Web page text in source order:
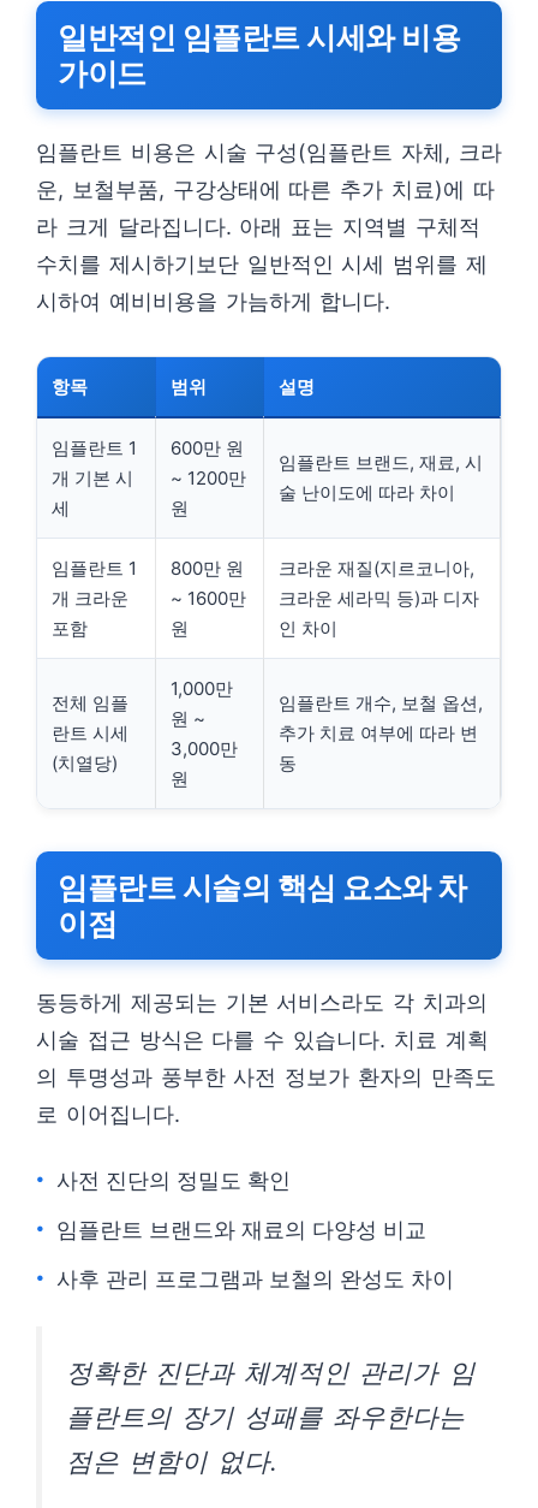
일반적인 임플란트 시세와 비용
가이드
임플란트 비용은 시술 구성(임플란트 자체, 크라
운, 보철부품, 구강상태에 따른 추가 치료)에 따
라 크게 달라집니다. 아래 표는 지역별 구체적
수치를 제시하기보단 일반적인 시세 범위를 제
시하여 예비비용을 가늠하게 합니다.
항목 범위 설명
임플란트 1
개 기본 시
세
600만 원
~ 1200만
원
임플란트 브랜드, 재료, 시
술 난이도에 따라 차이
임플란트 1
개 크라운
포함
800만 원
~ 1600만
원
크라운 재질(지르코니아,
크라운 세라믹 등)과 디자
인 차이
전체 임플
란트 시세
(치열당)
1,000만
원 ~
3,000만
원
임플란트 개수, 보철 옵션,
추가 치료 여부에 따라 변
동
임플란트 시술의 핵심 요소와 차
이점
동등하게 제공되는 기본 서비스라도 각 치과의
시술 접근 방식은 다를 수 있습니다. 치료 계획
의 투명성과 풍부한 사전 정보가 환자의 만족도
로 이어집니다.
사전 진단의 정밀도 확인
임플란트 브랜드와 재료의 다양성 비교
사후 관리 프로그램과 보철의 완성도 차이
정확한 진단과 체계적인 관리가 임
플란트의 장기 성패를 좌우한다는
점은 변함이 없다.